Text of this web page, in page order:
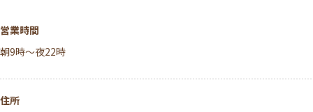
営業時間
朝9時～夜22時
住所